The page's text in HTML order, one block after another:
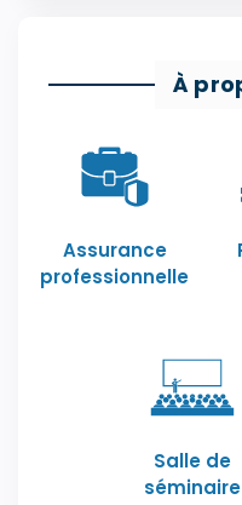
À
Assurance
professionnelle
Salle de
séminaire